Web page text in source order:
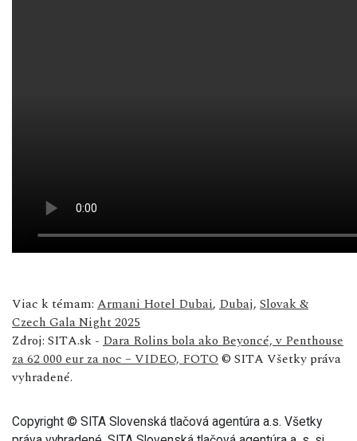
Viac k témam: Armani Hotel Dubai, Dubaj, Slovak &
Czech Gala Night 2025
Zdroj: SITA.sk - Dara Rolins bola ako Beyoncé, v Penthouse
za 62 000 eur za noc – VIDEO, FOTO © SITA Všetky práva
vyhradené.
Copyright © SITA Slovenská tlačová agentúra a.s. Všetky